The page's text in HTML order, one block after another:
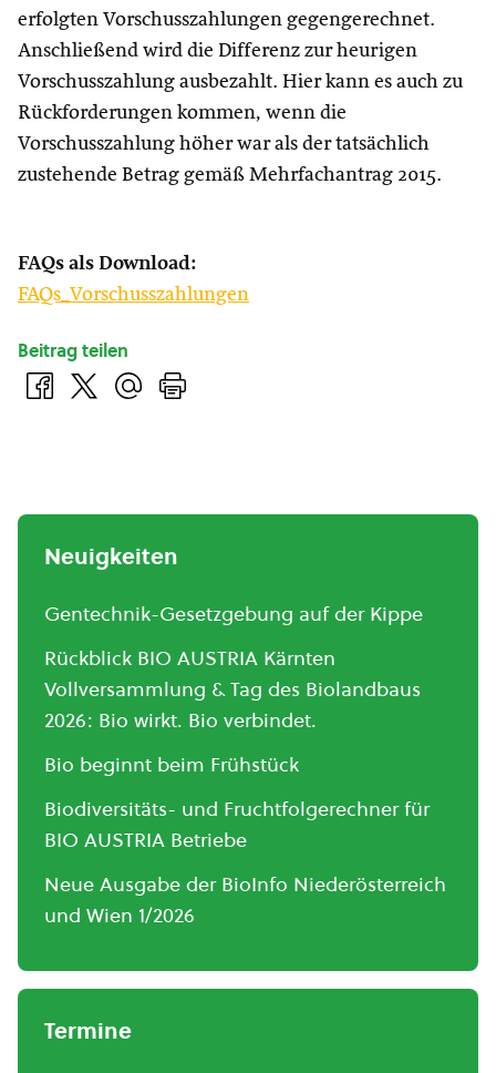
erfolgten Vorschusszahlungen gegengerechnet.
Anschließend wird die Differenz zur heurigen
Vorschusszahlung ausbezahlt. Hier kann es auch zu
Rückforderungen kommen, wenn die
Vorschusszahlung höher war als der tatsächlich
zustehende Betrag gemäß Mehrfachantrag 2015.
FAQs als Download:
FAQs_Vorschusszahlungen
Beitrag teilen
Neuigkeiten
Gentechnik-Gesetzgebung auf der Kippe
Rückblick BIO AUSTRIA Kärnten
Vollversammlung & Tag des Biolandbaus
2026: Bio wirkt. Bio verbindet.
Bio beginnt beim Frühstück
Biodiversitäts- und Fruchtfolgerechner für
BIO AUSTRIA Betriebe
Neue Ausgabe der BioInfo Niederösterreich
und Wien 1/2026
Termine